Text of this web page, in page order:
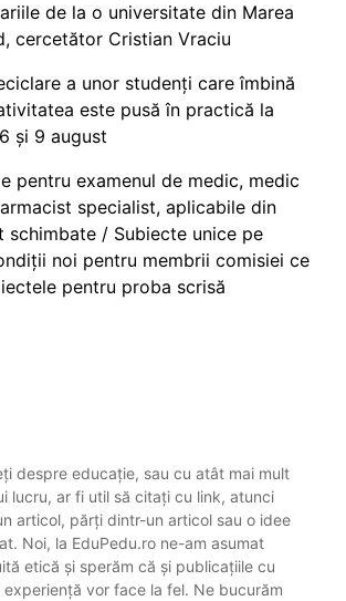
de la o universitate din Marea
cercetător Cristian Vraciu
a unor studenți care îmbină
este pusă în practică la
și 9 august
pentru examenul de medic, medic
specialist, aplicabile din
schimbate / Subiecte unice pe
noi pentru membrii comisiei ce
pentru proba scrisă
despre educație, sau cu atât mai mult
lucru, ar fi util să citați cu link, atunci
articol, părți dintr-un articol sau o idee
Noi, la EduPedu.ro ne-am asumat
etică și sperăm că și publicațiile cu
experiență vor face la fel. Ne bucurăm